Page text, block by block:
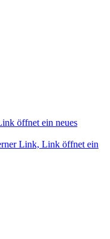
öffnet ein neues
Link, Link öffnet ein